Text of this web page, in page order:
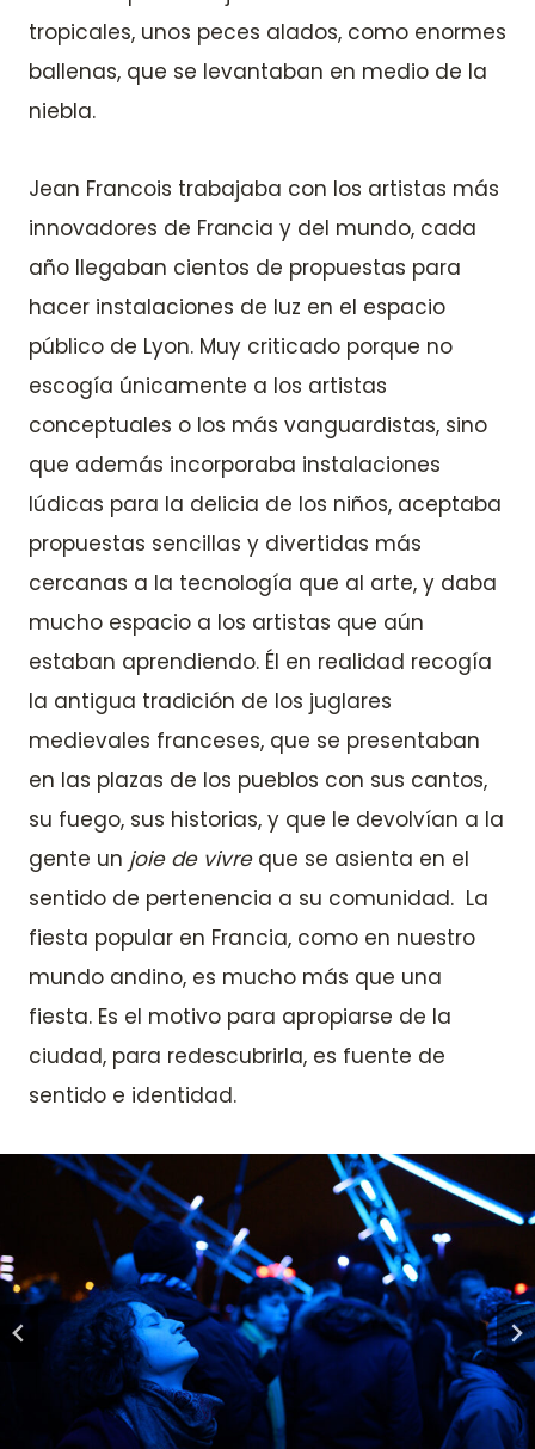
tropicales, unos peces alados, como enormes
ballenas, que se levantaban en medio de la
niebla.
Jean Francois trabajaba con los artistas más
innovadores de Francia y del mundo, cada
año llegaban cientos de propuestas para
hacer instalaciones de luz en el espacio
público de Lyon. Muy criticado porque no
escogía únicamente a los artistas
conceptuales o los más vanguardistas, sino
que además incorporaba instalaciones
lúdicas para la delicia de los niños, aceptaba
propuestas sencillas y divertidas más
cercanas a la tecnología que al arte, y daba
mucho espacio a los artistas que aún
estaban aprendiendo. Él en realidad recogía
la antigua tradición de los juglares
medievales franceses, que se presentaban
en las plazas de los pueblos con sus cantos,
su fuego, sus historias, y que le devolvían a la
gente un joie de vivreque se asienta en el
sentido de pertenencia a su comunidad. La
fiesta popular en Francia, como en nuestro
mundo andino, es mucho más que una
fiesta. Es el motivo para apropiarse de la
ciudad, para redescubrirla, es fuente de
sentido e identidad.